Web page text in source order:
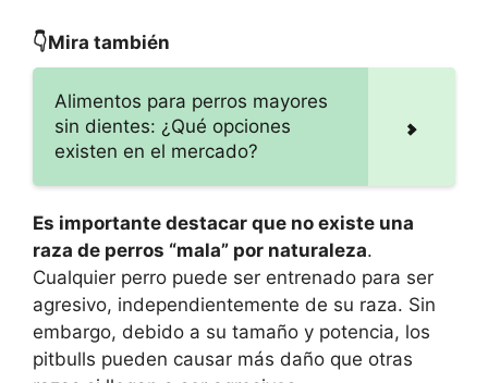
👇Mira también
Alimentos para perros mayores
sin dientes: ¿Qué opciones
existen en el mercado?
Es importante destacar que no existe una
raza de perros “mala” por naturaleza.
Cualquier perro puede ser entrenado para ser
agresivo, independientemente de su raza. Sin
embargo, debido a su tamaño y potencia, los
pitbulls pueden causar más daño que otras